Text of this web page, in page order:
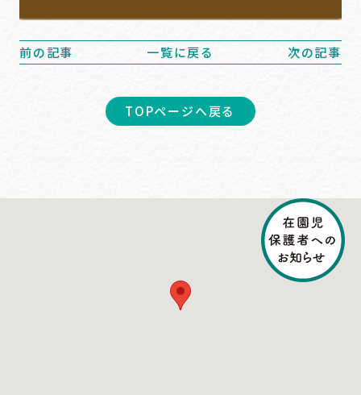
前の記事 一覧に戻る 次の記事
TOPページへ戻る